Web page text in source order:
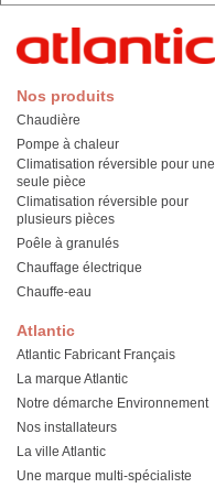
Atlantic
Atlantic Fabricant Français
La marque Atlantic
Notre démarche Environnement
Nos installateurs
La ville Atlantic
Une marque multi-spécialiste
Nos produits
Chaudière
Pompe à chaleur
Climatisation réversible pour une
seule pièce
Climatisation réversible pour
plusieurs pièces
Poêle à granulés
Chauffage électrique
Chauffe-eau